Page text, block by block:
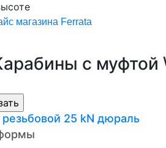
магазина Ferrata
с муфтой
25 kN дюраль